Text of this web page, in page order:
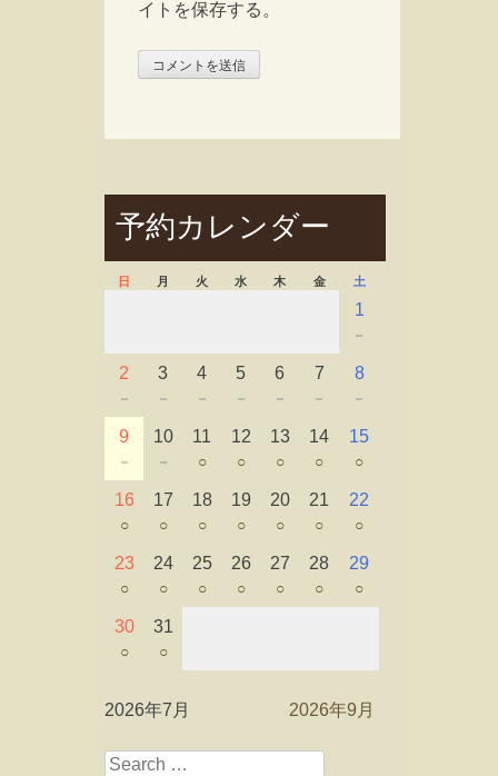
イトを保存する。
予約カレンダー
日 月 火 水 木 金 土
1
－
2
－
3
－
4
－
5
－
6
－
7
－
8
－
9
－
10
－
11
○
12
○
13
○
14
○
15
○
16
○
17
○
18
○
19
○
20
○
21
○
22
○
23
○
24
○
25
○
26
○
27
○
28
○
29
○
30
○
31
○
2026年7月 2026年9月
Search